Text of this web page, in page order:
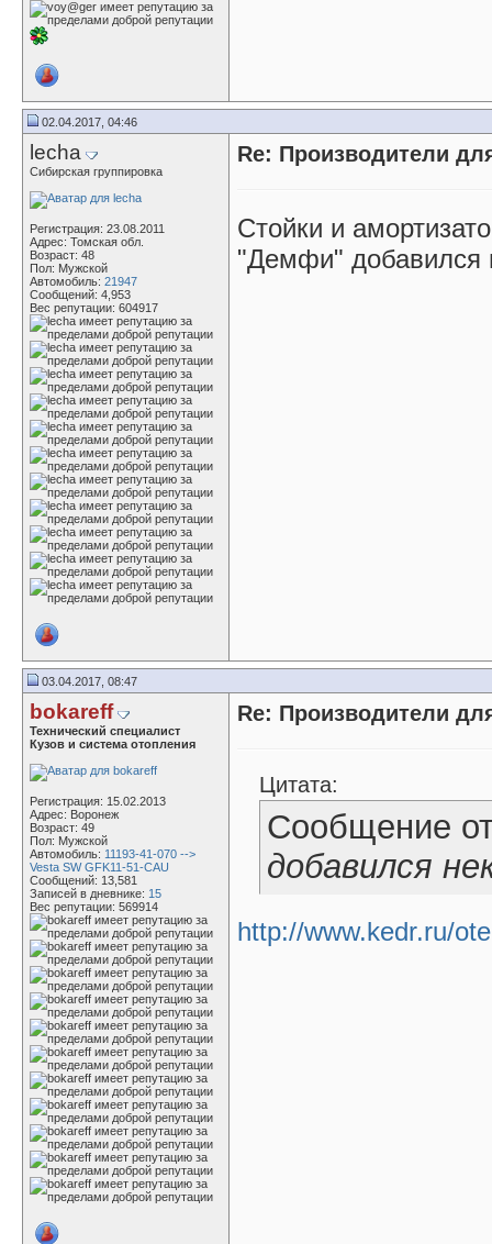
02.04.2017, 04:46
lecha
Сибирская группировка
Регистрация: 23.08.2011
Адрес: Томская обл.
Возраст: 48
Пол: Мужской
Автомобиль: 21947
Сообщений: 4,953
Вес репутации: 604917
Re: Производители
Стойки и
"Демфи" добавился
03.04.2017, 08:47
bokareff
Технический специалист
Кузов и система отопления
Регистрация: 15.02.2013
Адрес: Воронеж
Возраст: 49
Пол: Мужской
Автомобиль: 11193-41-070 -->
Vesta SW GFK11-51-CAU
Сообщений: 13,581
Записей в дневнике: 15
Вес репутации: 569914
Re: Производители
Цитата:
Сообщение
добавился
http://www.kedr.ru/